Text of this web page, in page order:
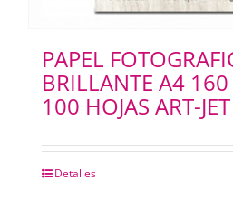
PAPEL
BRILLANTE A4
100 HOJAS ART-JET
Detalles